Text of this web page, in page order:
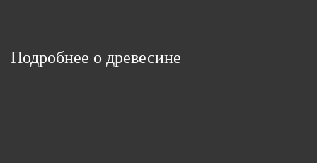
Подробнее о древесине